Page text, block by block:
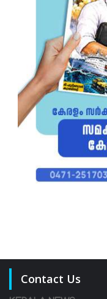
Contact Us